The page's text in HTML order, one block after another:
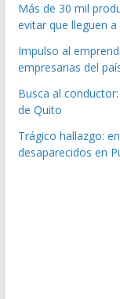
Más de 30 mil
evitar que lleguen
Impulso al
empresarias del
Busca al
de Quito
Trágico hallazgo:
desaparecidos en